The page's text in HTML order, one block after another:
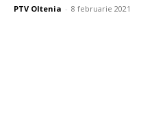
PTV Oltenia - 8 februarie 2021